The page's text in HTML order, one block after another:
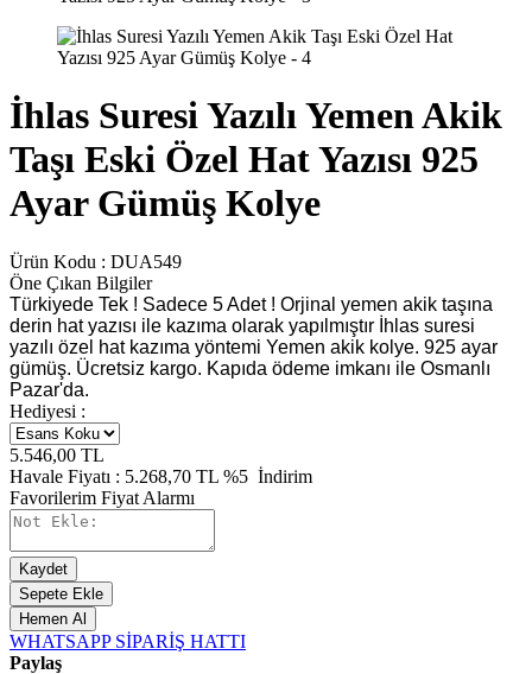
İhlas Suresi Yazılı Yemen Akik
Taşı Eski Özel Hat Yazısı 925
Ayar Gümüş Kolye
Ürün Kodu : DUA549
Öne Çıkan Bilgiler
Türkiyede Tek ! Sadece 5 Adet ! Orjinal yemen akik taşına
derin hat yazısı ile kazıma olarak yapılmıştır İhlas suresi
yazılı özel hat kazıma yöntemi Yemen akik kolye. 925 ayar
gümüş. Ücretsiz kargo. Kapıda ödeme imkanı ile Osmanlı
Pazar'da.
Hediyesi :
5.546,00 TL
Havale Fiyatı : 5.268,70 TL %5 İndirim
Favorilerim Fiyat Alarmı
Kaydet
Sepete Ekle
Hemen Al
WHATSAPP SİPARİŞ HATTI
Paylaş